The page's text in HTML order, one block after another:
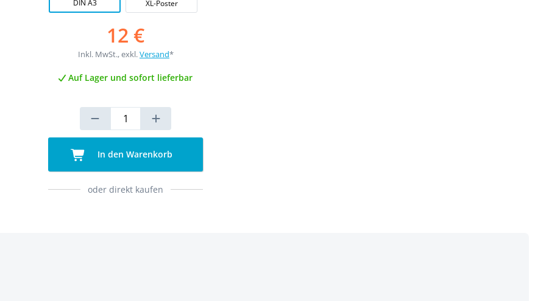
DIN A3 XL-Poster
12 €
Inkl. MwSt., exkl.Versand*
Auf Lager und sofort lieferbar
In den Warenkorb
oder direkt kaufen